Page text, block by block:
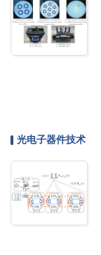
光电子器件技术